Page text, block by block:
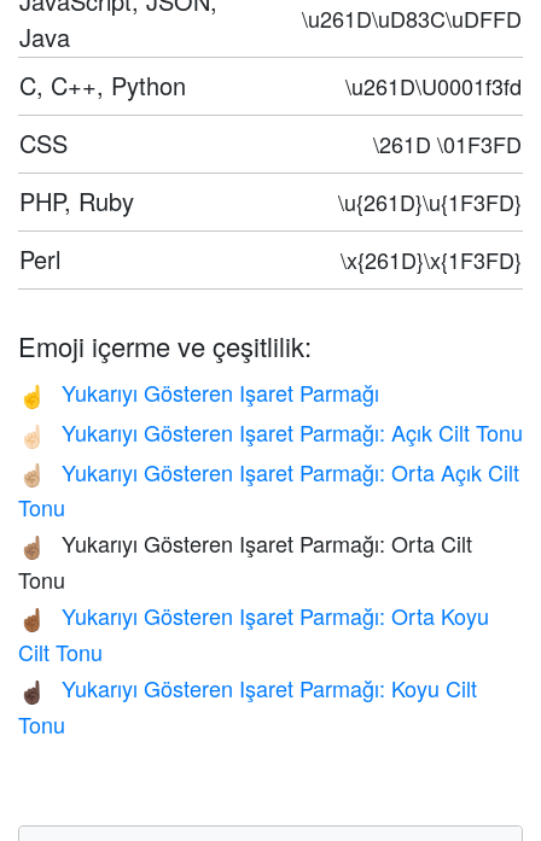
Java
\u261D\uD83C\uDFFD
C, C++, Python \u261D\U0001f3fd
CSS \261D \01F3FD
PHP, Ruby \u{261D}\u{1F3FD}
Perl \x{261D}\x{1F3FD}
Emoji içerme ve çeşitlilik:
☝️ Yukarıyı Gösteren Işaret Parmağı
☝🏻 Yukarıyı Gösteren Işaret Parmağı: Açık Cilt Tonu
☝🏼
Yukarıyı Gösteren Işaret Parmağı: Orta Açık Cilt
Tonu
☝🏽
Yukarıyı Gösteren Işaret Parmağı: Orta Cilt
Tonu
☝🏾
Yukarıyı Gösteren Işaret Parmağı: Orta Koyu
Cilt Tonu
☝🏿
Yukarıyı Gösteren Işaret Parmağı: Koyu Cilt
Tonu